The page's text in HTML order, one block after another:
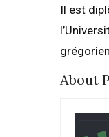
Il est
About